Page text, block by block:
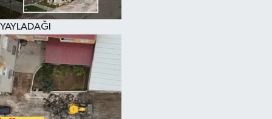
YAYLADAĞI